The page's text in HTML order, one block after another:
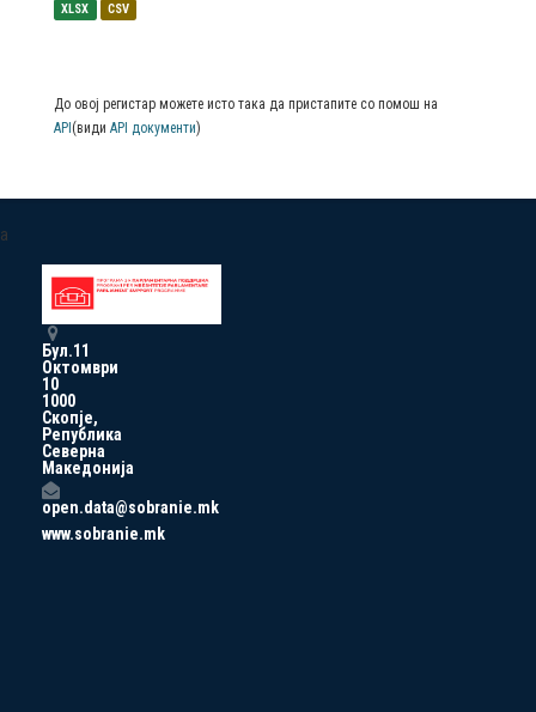
XLSX CSV
До овој регистар можете исто така да пристапите со помош на
API (види API документи)
a
Бул.11
Октомври
10
1000
Скопје,
Република
Северна
Македонија
open.data@sobranie.mk
www.sobranie.mk